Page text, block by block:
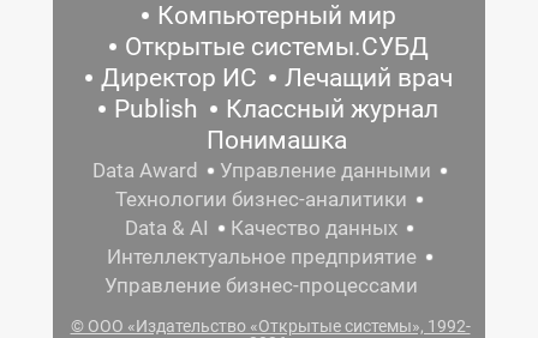
Компьютерный мир
Открытые системы.СУБД
Директор ИС
Лечащий врач
Publish
Классный журнал
Понимашка
Data Award
Управление данными
Технологии бизнес-аналитики
Data & AI
Качество данных
Интеллектуальное предприятие
Управление бизнес-процессами
© ООО «Издательство «Открытые системы», 1992-